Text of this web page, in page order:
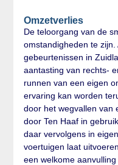
Omzetverlies
De teloorgang van de
omstandigheden te
gebeurtenissen in
aantasting van rechts-
runnen van een eigen
ervaring kan worden
door het wegvallen van
door Ten Haaf in
daar vervolgens in
voertuigen laat
een welkome